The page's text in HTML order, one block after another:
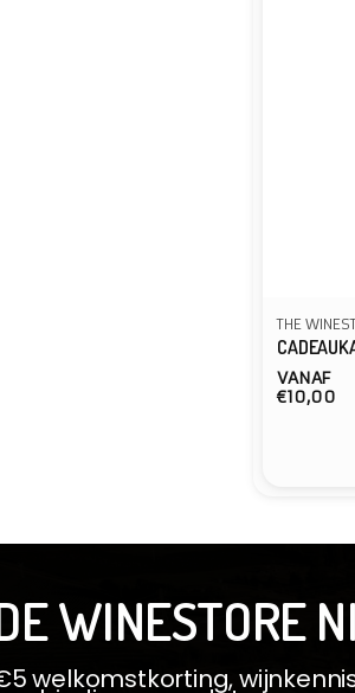
THE
Normale
prijs
VANAF
€10,00
WINESTORE
welkomstkorting,